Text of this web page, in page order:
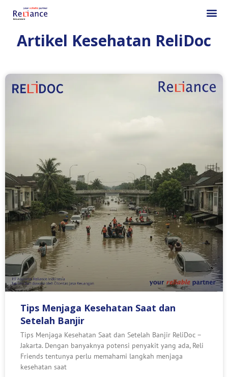
Artikel Kesehatan ReliDoc
Tips Menjaga Kesehatan Saat dan
Setelah Banjir
Tips Menjaga Kesehatan Saat dan Setelah Banjir ReliDoc –
Jakarta. Dengan banyaknya potensi penyakit yang ada, Reli
Friends tentunya perlu memahami langkah menjaga
kesehatan saat